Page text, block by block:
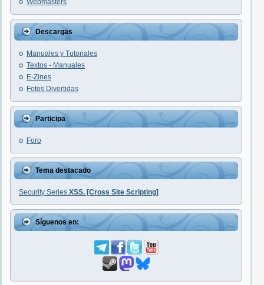
Webmasters
Descargas
Manuales y Tutoriales
Textos - Manuales
E-Zines
Fotos Divertidas
Participa
Foro
Tema destacado
Security Series.XSS. [Cross Site Scripting]
Síguenos en: